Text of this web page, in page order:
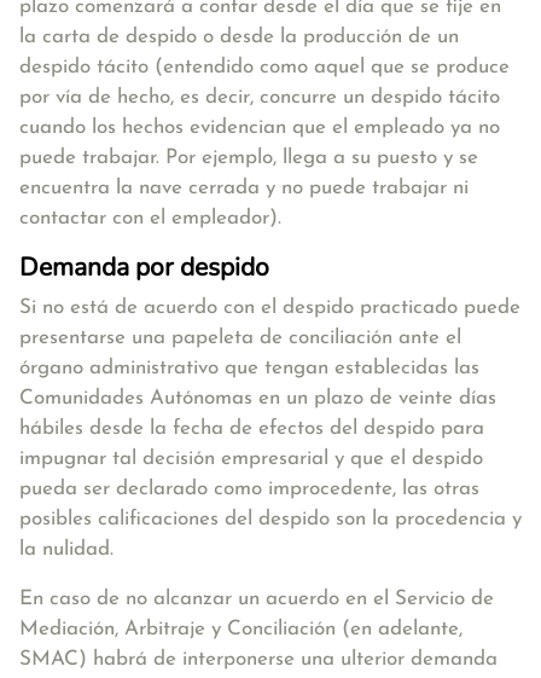
plazo comenzará a contar desde el día que se fije en
la carta de despido o desde la producción de un
despido tácito (entendido como aquel que se produce
por vía de hecho, es decir, concurre un despido tácito
cuando los hechos evidencian que el empleado ya no
puede trabajar. Por ejemplo, llega a su puesto y se
encuentra la nave cerrada y no puede trabajar ni
contactar con el empleador).
Demanda por despido
Si no está de acuerdo con el despido practicado puede
presentarse una papeleta de conciliación ante el
órgano administrativo que tengan establecidas las
Comunidades Autónomas en un plazo de veinte días
hábiles desde la fecha de efectos del despido para
impugnar tal decisión empresarial y que el despido
pueda ser declarado como improcedente, las otras
posibles calificaciones del despido son la procedencia y
la nulidad.
En caso de no alcanzar un acuerdo en el Servicio de
Mediación, Arbitraje y Conciliación (en adelante,
SMAC) habrá de interponerse una ulterior demanda